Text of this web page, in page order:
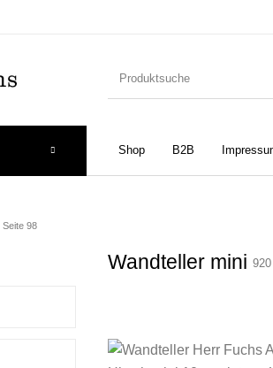
Shop B2B
Seite 98
Wandteller mini